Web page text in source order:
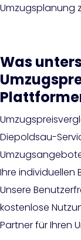
Umzugsplanung
Was
Diepoldsau-
Ihre individuellen
Unsere
kostenlose
Partner für Ihren